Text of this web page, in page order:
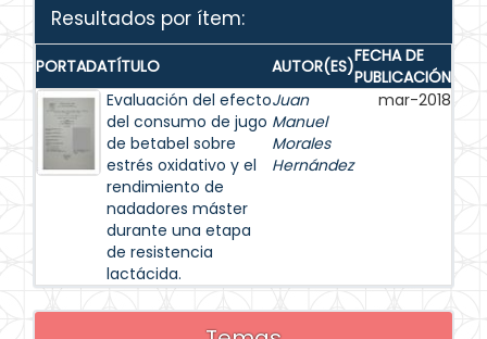
Resultados por ítem:
PORTADATÍTULO AUTOR(ES)FECHA DE
PUBLICACIÓN
Evaluación del efecto
del consumo de jugo
de betabel sobre
estrés oxidativo y el
rendimiento de
nadadores máster
durante una etapa
de resistencia
lactácida.
Juan
Manuel
Morales
Hernández
mar-2018